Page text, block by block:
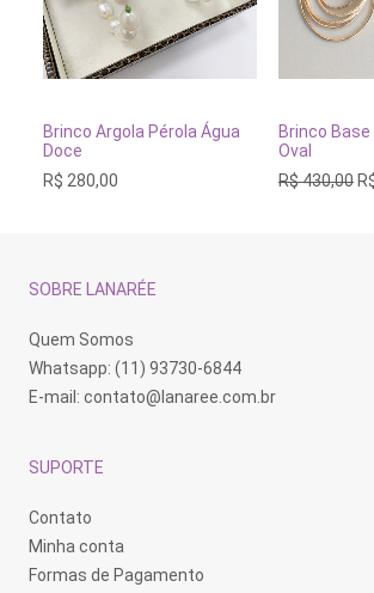
ADICIONAR AO CARRINHO
Brinco Argola Pérola Água
Doce
R$ 280,00
Brinco Base
Oval
R$430,00O
SOBRE LANARÉE
Quem Somos
Whatsapp: (11) 93730-6844
E-mail: contato@lanaree.com.br
SUPORTE
Contato
Minha conta
Formas de Pagamento